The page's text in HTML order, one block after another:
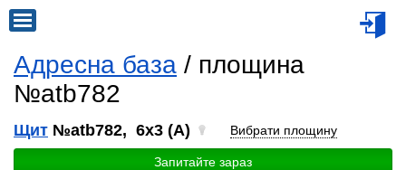
Адресна база / площина
№atb782
Щит №atb782, 6x3 (A) Вибрати площину
Запитайте зараз